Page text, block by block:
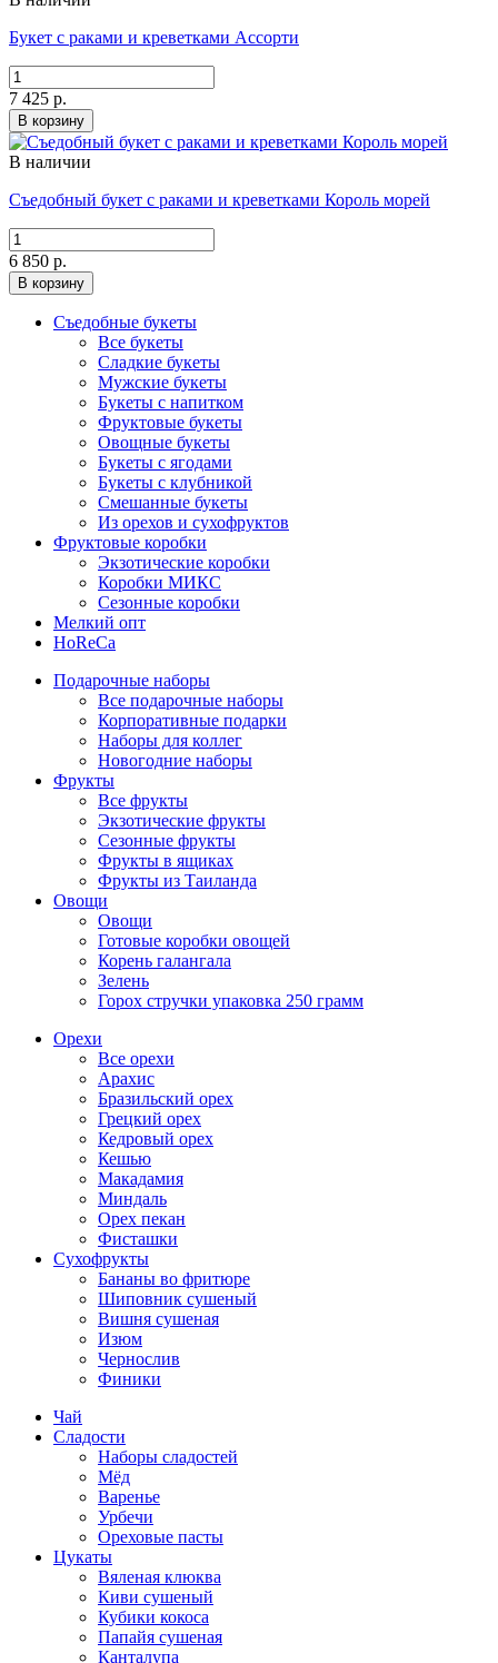
Букет с раками и креветками Ассорти
7 425 р.
В корзину
В наличии
Съедобный букет с раками и креветками Король морей
6 850 р.
В корзину
Съедобные букеты
Все букеты
Сладкие букеты
Мужские букеты
Букеты с напитком
Фруктовые букеты
Овощные букеты
Букеты с ягодами
Букеты с клубникой
Смешанные букеты
Из орехов и сухофруктов
Фруктовые коробки
Экзотические коробки
Коробки МИКС
Сезонные коробки
Мелкий опт
HoReCa
Подарочные наборы
Все подарочные наборы
Корпоративные подарки
Наборы для коллег
Новогодние наборы
Фрукты
Все фрукты
Экзотические фрукты
Сезонные фрукты
Фрукты в ящиках
Фрукты из Таиланда
Овощи
Овощи
Готовые коробки овощей
Корень галангала
Зелень
Горох стручки упаковка 250 грамм
Орехи
Все орехи
Арахис
Бразильский орех
Грецкий орех
Кедровый орех
Кешью
Макадамия
Миндаль
Орех пекан
Фисташки
Сухофрукты
Бананы во фритюре
Шиповник сушеный
Вишня сушеная
Изюм
Чернослив
Финики
Чай
Сладости
Наборы сладостей
Мёд
Варенье
Урбечи
Ореховые пасты
Цукаты
Вяленая клюква
Киви сушеный
Кубики кокоса
Папайя сушеная
Канталупа